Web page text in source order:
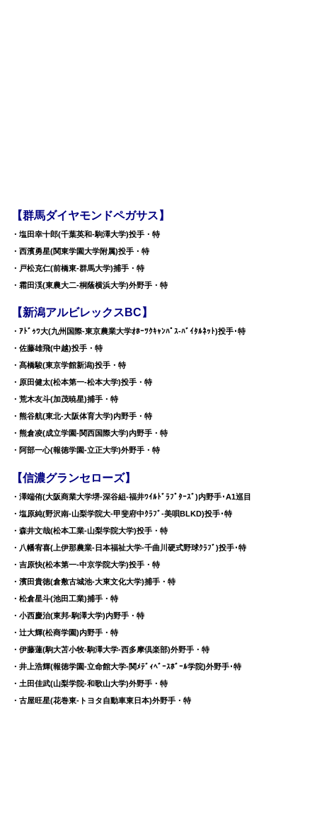
【群馬ダイヤモンドペガサス】
・塩田幸十郎(千葉英和-駒澤大学)投手・特
・西濱勇星(関東学園大学附属)投手・特
・戸松克仁(前橋東-群馬大学)捕手・特
・霜田渓(東農大二-桐蔭横浜大学)外野手・特
【新潟アルビレックスBC】
・ｱﾄﾞｩﾜ大(九州国際-東京農業大学ｵﾎｰﾂｸｷｬﾝﾊﾟｽ-ﾊﾞｲﾀﾙﾈｯﾄ)投手･特
・佐藤雄飛(中越)投手・特
・髙橋駿(東京学館新潟)投手・特
・原田健太(松本第一-松本大学)投手・特
・荒木友斗(加茂暁星)捕手・特
・熊谷航(東北-大阪体育大学)内野手・特
・熊倉凌(成立学園-関西国際大学)内野手・特
・阿部一心(報徳学園-立正大学)外野手・特
【信濃グランセローズ】
・澤端侑(大阪商業大学堺-深谷組-福井ﾜｲﾙﾄﾞﾗﾌﾟﾀｰｽﾞ)内野手･A1巡目
・塩原純(野沢南-山梨学院大-甲斐府中ｸﾗﾌﾞ-美唄BLKD)投手･特
・森井文哉(松本工業-山梨学院大学)投手・特
・八幡宥喜(上伊那農業-日本福祉大学-千曲川硬式野球ｸﾗﾌﾞ)投手･特
・吉原快(松本第一-中京学院大学)投手・特
・濱田貴徳(倉敷古城池-大東文化大学)捕手・特
・松倉星斗(池田工業)捕手・特
・小西慶治(東邦-駒澤大学)内野手・特
・辻大輝(松商学園)内野手・特
・伊藤蓮(駒大苫小牧-駒澤大学-西多摩倶楽部)外野手・特
・井上浩輝(報徳学園-立命館大学-関ﾒﾃﾞｨﾍﾞｰｽﾎﾞｰﾙ学院)外野手･特
・土田佳武(山梨学院-和歌山大学)外野手・特
・古屋旺星(花巻東-トヨタ自動車東日本)外野手・特